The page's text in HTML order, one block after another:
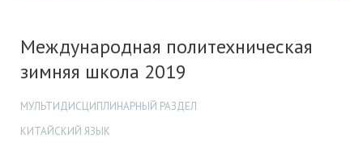
Международная политехническая
зимняя школа 2019
МУЛЬТИДИСЦИПЛИНАРНЫЙ РАЗДЕЛ
КИТАЙСКИЙ ЯЗЫК